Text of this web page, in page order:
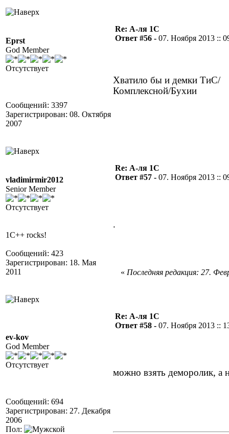
Eprst
God Member
Отсутствует
Сообщений: 3397
Зарегистрирован: 08. Октября
2007
Re: А-ля 1С
Ответ #56 - 07. Ноября 2013 ::
Хватило бы и демки ТиС/
Комплексной/Бухии
vladimirmir2012
Senior Member
Отсутствует
1C++ rocks!
Сообщений: 423
Зарегистрирован: 18. Мая
2011
Re: А-ля 1С
Ответ #57 - 07. Ноября 2013 ::
.
« Последняя редакция: 27.
ev-kov
God Member
Отсутствует
Сообщений: 694
Зарегистрирован: 27. Декабря
2006
Пол:
Re: А-ля 1С
Ответ #58 - 07. Ноября 2013 ::
можно взять деморолик, а